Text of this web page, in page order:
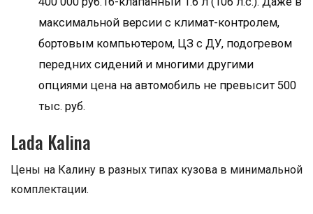
максимальной версии с климат-контролем,
бортовым компьютером, ЦЗ с ДУ, подогревом
передних сидений и многими другими
опциями цена на автомобиль не превысит 500
тыс. руб.
Lada Kalina
Цены на Калину в разных типах кузова в минимальной
комплектации.